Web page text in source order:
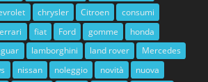
chrysler Citroen
consumi
fiat Ford gomme
honda
lamborghini land rover
Mercedes
nissan noleggio novità
nuova